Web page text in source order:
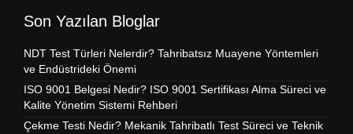
Son Yazılan Bloglar
NDT Test Türleri Nelerdir? Tahribatsız Muayene Yöntemleri
ve Endüstrideki Önemi
ISO 9001 Belgesi Nedir? ISO 9001 Sertifikası Alma Süreci ve
Kalite Yönetim Sistemi Rehberi
Çekme Testi Nedir? Mekanik Tahribatlı Test Süreci ve Teknik